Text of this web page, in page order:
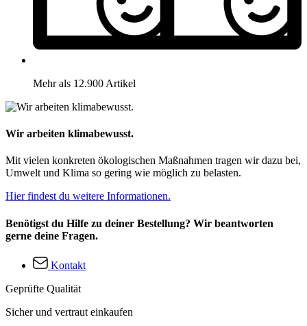
Mehr als 12.900 Artikel
Wir arbeiten klimabewusst.
Mit vielen konkreten ökologischen Maßnahmen tragen wir dazu bei,
Umwelt und Klima so gering wie möglich zu belasten.
Hier findest du weitere Informationen.
Benötigst du Hilfe zu deiner Bestellung? Wir beantworten
gerne deine Fragen.
Kontakt
Geprüfte Qualität
Sicher und vertraut einkaufen